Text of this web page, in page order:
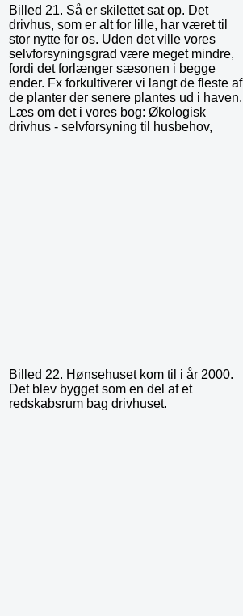
Billed 21. Så er skilettet sat op. Det
drivhus, som er alt for lille, har været til
stor nytte for os. Uden det ville vores
selvforsyningsgrad være meget mindre,
fordi det forlænger sæsonen i begge
ender. Fx forkultiverer vi langt de fleste af
de planter der senere plantes ud i haven.
Læs om det i vores bog: Økologisk
drivhus - selvforsyning til husbehov,
Billed 22. Hønsehuset kom til i år 2000.
Det blev bygget som en del af et
redskabsrum bag drivhuset.